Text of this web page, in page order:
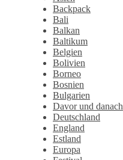
Backpack
Bali
Balkan
Baltikum
Belgien
Bolivien
Borneo
Bosnien
Bulgarien
Davor und danach
Deutschland
England
Estland
Europa